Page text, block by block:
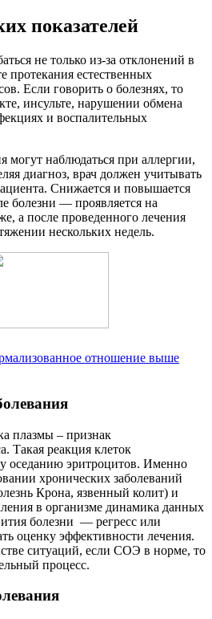
показателей
не только из-за отклонений в
протекания естественных
Если говорить о болезнях, то
инсульте, нарушении обмена
и воспалительных
наблюдаться при аллергии,
диагноз, врач должен учитывать
Снижается и повышается
болезни — проявляется на
а после проведенного лечения
нескольких недель.
отношение выше
плазмы – признак
Такая реакция клеток
оседанию эритроцитов. Именно
хронических заболеваний
Крона, язвенный колит) и
в организме динамика данных
болезни — регресс или
оценку эффективности лечения.
ситуаций, если СОЭ в норме, то
процесс.